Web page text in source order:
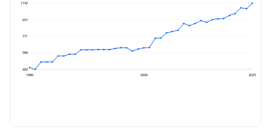
1142
957
771
586
400
1986
2006 2025